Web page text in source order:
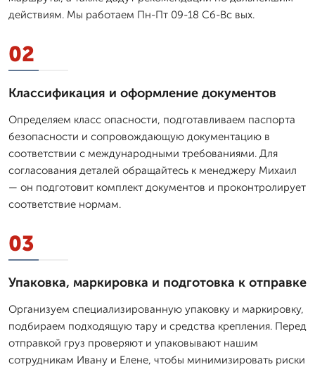
действиям. Мы работаем Пн-Пт 09-18 Сб-Вс вых.
02
Классификация и оформление документов
Определяем класс опасности, подготавливаем паспорта
безопасности и сопровождающую документацию в
соответствии с международными требованиями. Для
согласования деталей обращайтесь к менеджеру Михаил
— он подготовит комплект документов и проконтролирует
соответствие нормам.
03
Упаковка, маркировка и подготовка к отправке
Организуем специализированную упаковку и маркировку,
подбираем подходящую тару и средства крепления. Перед
отправкой груз проверяют и упаковывают нашим
сотрудникам Ивану и Елене, чтобы минимизировать риски